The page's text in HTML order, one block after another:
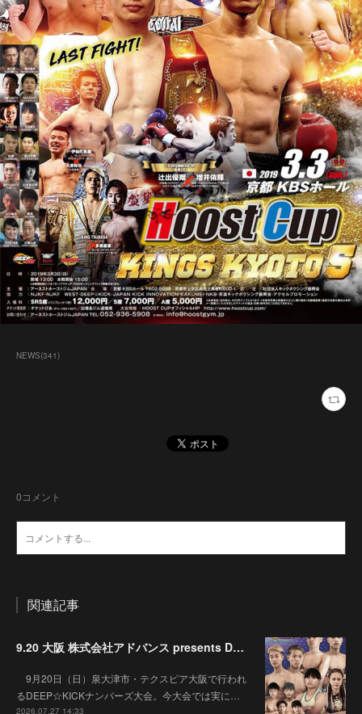
NEWS(341)
0コメント
関連記事
9.20 大阪 株式会社アドバンス presents DEEP☆KICK 79･80 7月の準決勝を勝ち抜いた6名による-53kg･-65kg･QUEEN-46kgと3つの王座決定戦の開催が決定！
9月20日（日）泉大津市・テクスピア大阪で行われ
るDEEP☆KICKナンバーズ大会。今大会では実に…
2026.07.27 14:33